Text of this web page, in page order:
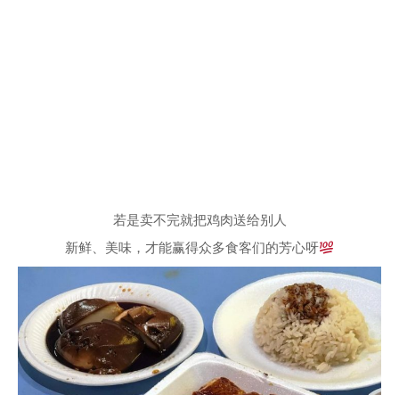
若是卖不完就把鸡肉送给别人
新鲜、美味，才能赢得众多食客们的芳心呀